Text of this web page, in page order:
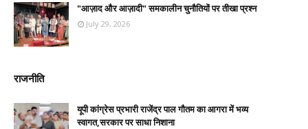
"आज़ाद और आज़ादी" समकालीन चुनौतियों पर तीखा प्रश्न
July 29, 2026
राजनीति
यूपी कांग्रेस प्रभारी राजेंद्र पाल गौतम का आगरा में भव्य
स्वागत,सरकार पर साधा निशाना